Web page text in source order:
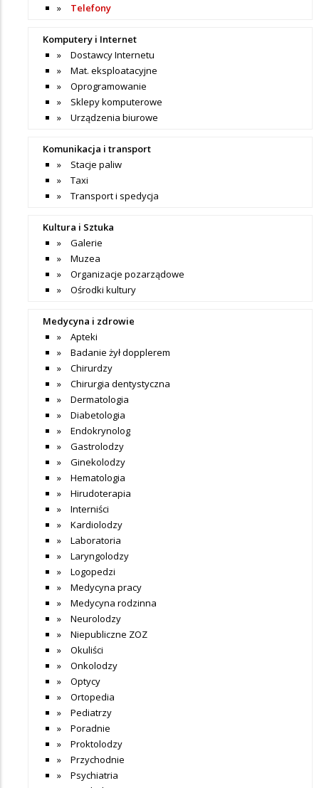
Telefony
Komputery i Internet
Dostawcy Internetu
Mat. eksploatacyjne
Oprogramowanie
Sklepy komputerowe
Urządzenia biurowe
Komunikacja i transport
Stacje paliw
Taxi
Transport i spedycja
Kultura i Sztuka
Galerie
Muzea
Organizacje pozarządowe
Ośrodki kultury
Medycyna i zdrowie
Apteki
Badanie żył dopplerem
Chirurdzy
Chirurgia dentystyczna
Dermatologia
Diabetologia
Endokrynolog
Gastrolodzy
Ginekolodzy
Hematologia
Hirudoterapia
Interniści
Kardiolodzy
Laboratoria
Laryngolodzy
Logopedzi
Medycyna pracy
Medycyna rodzinna
Neurolodzy
Niepubliczne ZOZ
Okuliści
Onkolodzy
Optycy
Ortopedia
Pediatrzy
Poradnie
Proktolodzy
Przychodnie
Psychiatria